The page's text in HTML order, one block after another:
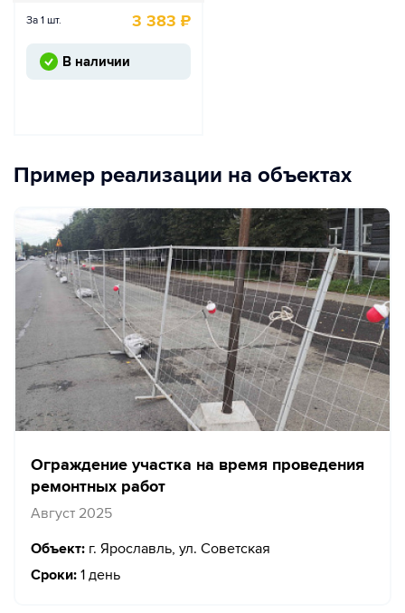
За 1 шт. 3 383 ₽
В наличии
Пример реализации на объектах
Ограждение участка на время проведения
ремонтных работ
Август 2025
Объект: г. Ярославль, ул. Советская
Сроки: 1 день